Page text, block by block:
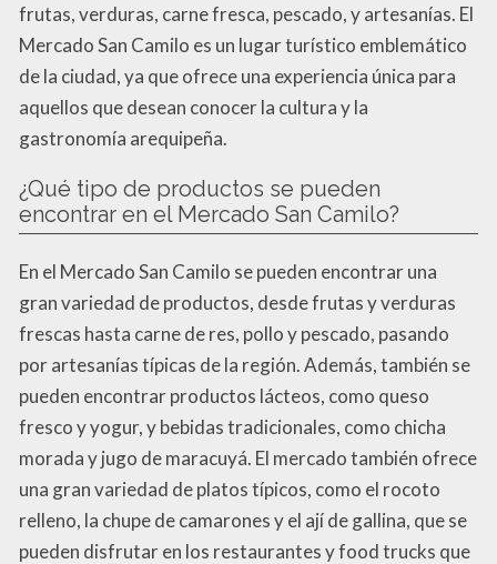
frutas, verduras, carne fresca, pescado, y artesanías. El
Mercado San Camilo es un lugar turístico emblemático
de la ciudad, ya que ofrece una experiencia única para
aquellos que desean conocer la cultura y la
gastronomía arequipeña.
¿Qué tipo de productos se pueden
encontrar en el Mercado San Camilo?
En el Mercado San Camilo se pueden encontrar una
gran variedad de productos, desde frutas y verduras
frescas hasta carne de res, pollo y pescado, pasando
por artesanías típicas de la región. Además, también se
pueden encontrar productos lácteos, como queso
fresco y yogur, y bebidas tradicionales, como chicha
morada y jugo de maracuyá. El mercado también ofrece
una gran variedad de platos típicos, como el rocoto
relleno, la chupe de camarones y el ají de gallina, que se
pueden disfrutar en los restaurantes y food trucks que